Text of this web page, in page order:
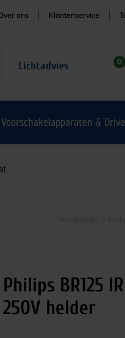
ons Klantenservice
Lichtadvies 0
Voorschakelapparaten &
Philips BR125
250V helder